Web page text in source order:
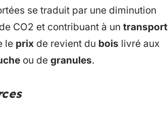
se traduit par une diminution
CO2 et contribuant à un transport
le prix de revient du bois livré aux
ou de granules.